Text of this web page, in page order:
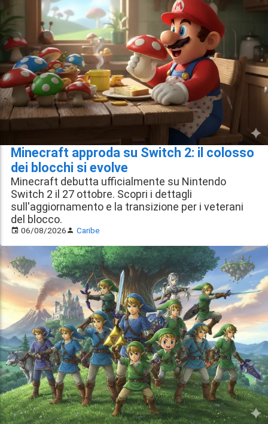
Minecraft approda su Switch 2: il colosso
dei blocchi si evolve
Minecraft debutta ufficialmente su Nintendo
Switch 2 il 27 ottobre. Scopri i dettagli
sull'aggiornamento e la transizione per i veterani
del blocco.
06/08/2026 Caribe